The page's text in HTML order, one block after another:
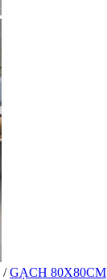
/ GẠCH 80X80CM